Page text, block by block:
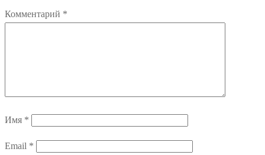
Комментарий *
Имя *
Email *